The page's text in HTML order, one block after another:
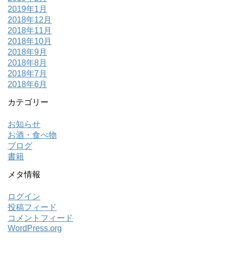
2019年1月
2018年12月
2018年11月
2018年10月
2018年9月
2018年8月
2018年7月
2018年6月
カテゴリー
お知らせ
お酒・食べ物
ブログ
書籍
メタ情報
ログイン
投稿フィード
コメントフィード
WordPress.org